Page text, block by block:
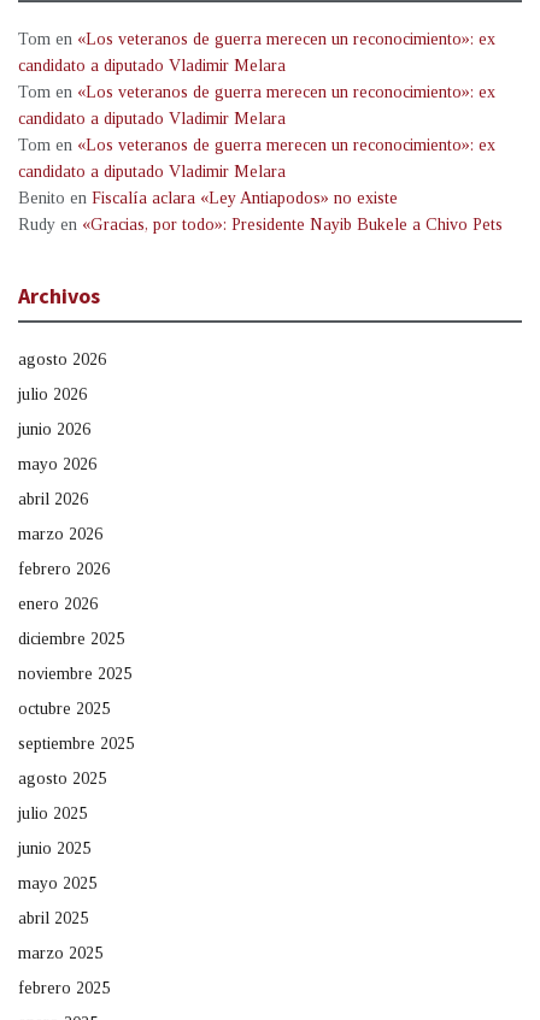
Tom en «Los veteranos de guerra merecen un reconocimiento»: ex
candidato a diputado Vladimir Melara
Tom en «Los veteranos de guerra merecen un reconocimiento»: ex
candidato a diputado Vladimir Melara
Tom en «Los veteranos de guerra merecen un reconocimiento»: ex
candidato a diputado Vladimir Melara
Benito en Fiscalía aclara «Ley Antiapodos» no existe
Rudy en «Gracias, por todo»: Presidente Nayib Bukele a Chivo Pets
Archivos
agosto 2026
julio 2026
junio 2026
mayo 2026
abril 2026
marzo 2026
febrero 2026
enero 2026
diciembre 2025
noviembre 2025
octubre 2025
septiembre 2025
agosto 2025
julio 2025
junio 2025
mayo 2025
abril 2025
marzo 2025
febrero 2025